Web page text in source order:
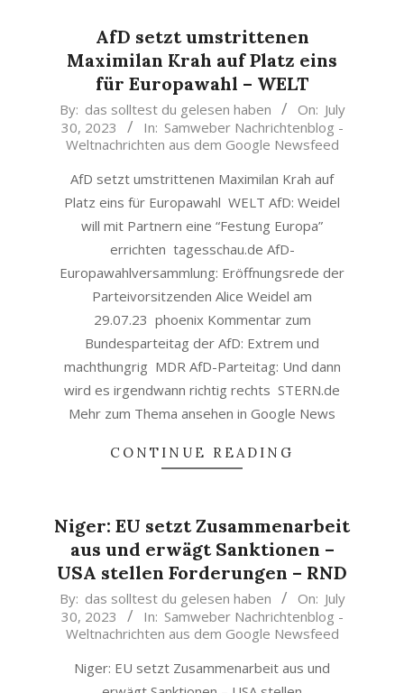
AfD setzt umstrittenen
Maximilan Krah auf Platz eins
für Europawahl – WELT
2023-
07-
30
By: das solltest du gelesen haben On: July
30, 2023
In: Samweber Nachrichtenblog -
Weltnachrichten aus dem Google Newsfeed
AfD setzt umstrittenen Maximilan Krah auf
Platz eins für Europawahl WELT AfD: Weidel
will mit Partnern eine “Festung Europa”
errichten tagesschau.de AfD-
Europawahlversammlung: Eröffnungsrede der
Parteivorsitzenden Alice Weidel am
29.07.23 phoenix Kommentar zum
Bundesparteitag der AfD: Extrem und
machthungrig MDR AfD-Parteitag: Und dann
wird es irgendwann richtig rechts STERN.de
Mehr zum Thema ansehen in Google News
CONTINUE READING
Niger: EU setzt Zusammenarbeit
aus und erwägt Sanktionen –
USA stellen Forderungen – RND
2023-
07-
30
By: das solltest du gelesen haben On: July
30, 2023
In: Samweber Nachrichtenblog -
Weltnachrichten aus dem Google Newsfeed
Niger: EU setzt Zusammenarbeit aus und